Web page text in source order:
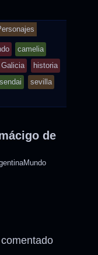
camelia
Galicia
historia
sevilla
de